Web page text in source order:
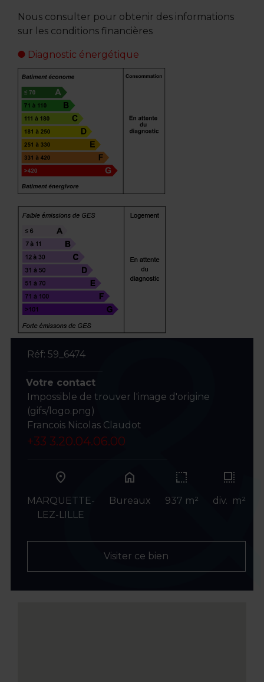
Nous consulter pour obtenir des informations
sur les conditions financières
Diagnostic énergétique
Réf: 59_6474
Votre contact
Impossible de trouver l'image d'origine
(gifs/logo.png)
Francois Nicolas Claudot
+33 3.20.04.06.00
MARQUETTE-
LEZ-LILLE
home
Bureaux 937 m² div. m²
Visiter ce bien